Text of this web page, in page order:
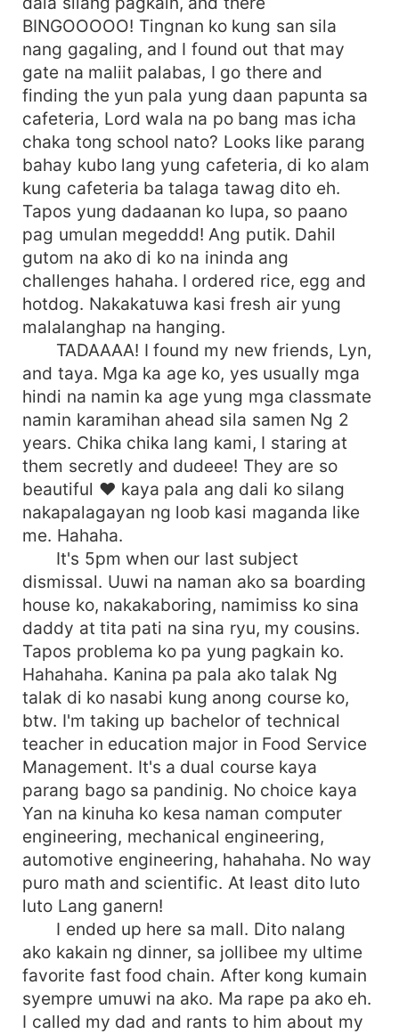
BINGOOOOO! Tingnan ko kung san sila
nang gagaling, and I found out that may
gate na maliit palabas, I go there and
finding the yun pala yung daan papunta sa
cafeteria, Lord wala na po bang mas icha
chaka tong school nato? Looks like parang
bahay kubo lang yung cafeteria, di ko alam
kung cafeteria ba talaga tawag dito eh.
Tapos yung dadaanan ko lupa, so paano
pag umulan megeddd! Ang putik. Dahil
gutom na ako di ko na ininda ang
challenges hahaha. I ordered rice, egg and
hotdog. Nakakatuwa kasi fresh air yung
malalanghap na hanging.
TADAAAA! I found my new friends, Lyn,
and taya. Mga ka age ko, yes usually mga
hindi na namin ka age yung mga classmate
namin karamihan ahead sila samen Ng 2
years. Chika chika lang kami, I staring at
them secretly and dudeee! They are so
beautiful ❤️ kaya pala ang dali ko silang
nakapalagayan ng loob kasi maganda like
me. Hahaha.
It's 5pm when our last subject
dismissal. Uuwi na naman ako sa boarding
house ko, nakakaboring, namimiss ko sina
daddy at tita pati na sina ryu, my cousins.
Tapos problema ko pa yung pagkain ko.
Hahahaha. Kanina pa pala ako talak Ng
talak di ko nasabi kung anong course ko,
btw. I'm taking up bachelor of technical
teacher in education major in Food Service
Management. It's a dual course kaya
parang bago sa pandinig. No choice kaya
Yan na kinuha ko kesa naman computer
engineering, mechanical engineering,
automotive engineering, hahahaha. No way
puro math and scientific. At least dito luto
luto Lang ganern!
I ended up here sa mall. Dito nalang
ako kakain ng dinner, sa jollibee my ultime
favorite fast food chain. After kong kumain
syempre umuwi na ako. Ma rape pa ako eh.
I called my dad and rants to him about my